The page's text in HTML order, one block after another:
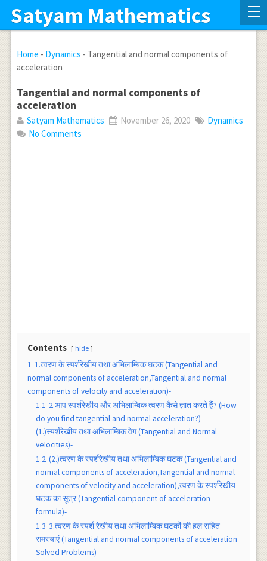
Satyam Mathematics
Home - Dynamics - Tangential and normal components of
acceleration
Tangential and normal components of
acceleration
Satyam Mathematics November 26, 2020
Dynamics
No Comments
Contents hide
1 1.त्वरण के स्पर्शरेखीय तथा अभिलाम्बिक घटक (Tangential and
normal components of acceleration,Tangential and normal
components of velocity and acceleration)-
1.1 2.आप स्पर्शरेखीय और अभिलाम्बिक त्वरण कैसे ज्ञात करते हैं? (How
do you find tangential and normal acceleration?)-
(1.)स्पर्शरेखीय तथा अभिलाम्बिक वेग (Tangential and Normal
velocities)-
1.2 (2.)त्वरण के स्पर्शरेखीय तथा अभिलाम्बिक घटक (Tangential and
normal components of acceleration,Tangential and normal
components of velocity and acceleration),त्वरण के स्पर्शरेखीय
घटक का सूत्र (Tangential component of acceleration
formula)-
1.3 3.त्वरण के स्पर्श रेखीय तथा अभिलाम्बिक घटकों की हल सहित
समस्याएं (Tangential and normal components of acceleration
Solved Problems)-